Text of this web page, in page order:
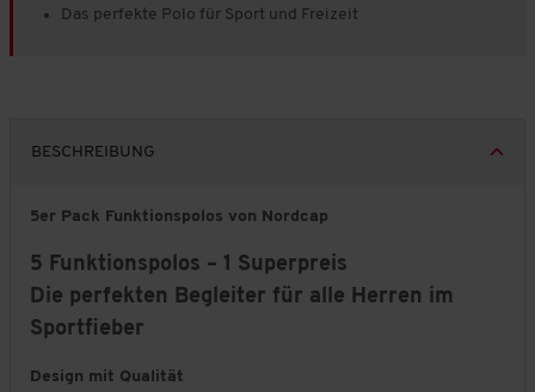
Das perfekte Polo für Sport und Freizeit
BESCHREIBUNG
5er Pack Funktionspolos von Nordcap
5 Funktionspolos – 1 Superpreis
Die perfekten Begleiter für alle Herren im
Sportfieber
Design mit Qualität